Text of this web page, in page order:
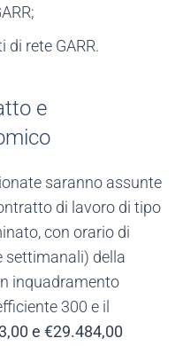
rete GARR.
e
saranno assunte
di lavoro di tipo
con orario di
settimanali) della
inquadramento
300 e il
e €29.484,00